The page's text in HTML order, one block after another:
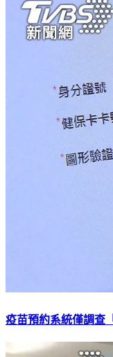
疫苗預約系統僅調查